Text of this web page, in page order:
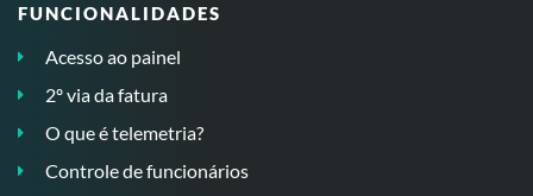
FUNCIONALIDADES
Acesso ao painel
2º via da fatura
O que é telemetria?
Controle de funcionários